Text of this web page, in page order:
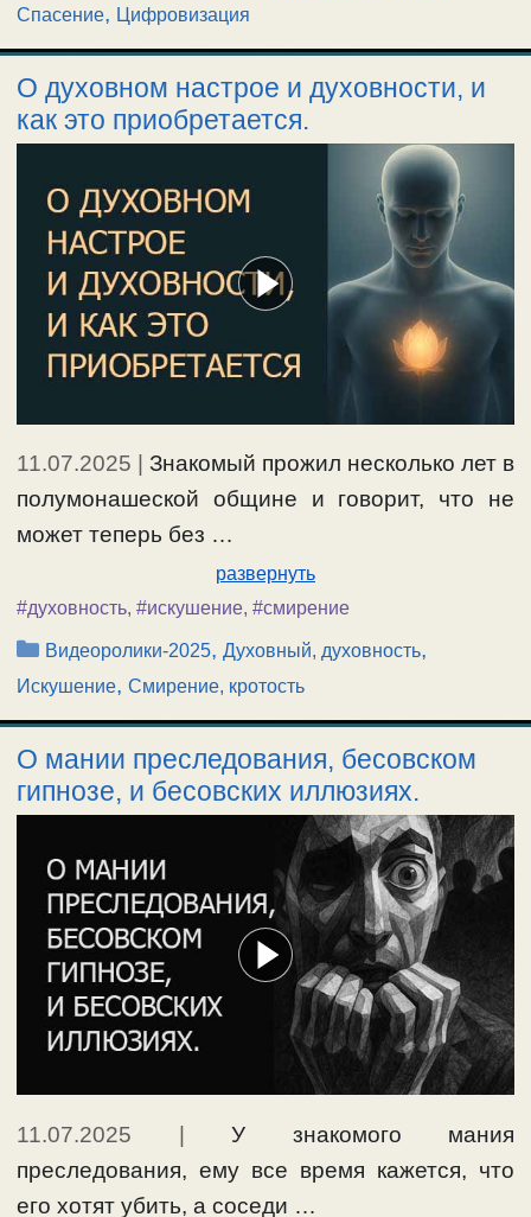
Спасение, Цифровизация
О духовном настрое и духовности, и
как это приобретается.
11.07.2025
Знакомый прожил несколько лет в
полумонашеской общине и говорит, что не
может теперь без …
развернуть
#духовность, #искушение, #смирение
Рубрики
Видеоролики-2025,Духовный, духовность,
Искушение, Смирение, кротость
О мании преследования, бесовском
гипнозе, и бесовских иллюзиях.
11.07.2025 | У знакомого мания
преследования, ему все время кажется, что
его хотят убить, а соседи …